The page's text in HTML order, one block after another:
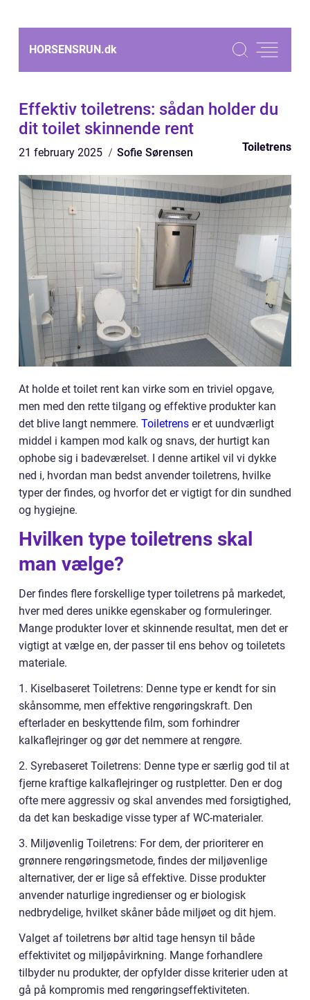
HORSENSRUN.dk
Effektiv toiletrens: sådan holder du
dit toilet skinnende rent
21 february 2025 Sofie Sørensen Toiletrens
At holde et toilet rent kan virke som en triviel opgave,
men med den rette tilgang og effektive produkter kan
det blive langt nemmere. Toiletrens er et uundværligt
middel i kampen mod kalk og snavs, der hurtigt kan
ophobe sig i badeværelset. I denne artikel vil vi dykke
ned i, hvordan man bedst anvender toiletrens, hvilke
typer der findes, og hvorfor det er vigtigt for din sundhed
og hygiejne.
Hvilken type toiletrens skal
man vælge?
Der findes flere forskellige typer toiletrens på markedet,
hver med deres unikke egenskaber og formuleringer.
Mange produkter lover et skinnende resultat, men det er
vigtigt at vælge en, der passer til ens behov og toiletets
materiale.
1. Kiselbaseret Toiletrens: Denne type er kendt for sin
skånsomme, men effektive rengøringskraft. Den
efterlader en beskyttende film, som forhindrer
kalkaflejringer og gør det nemmere at rengøre.
2. Syrebaseret Toiletrens: Denne type er særlig god til at
fjerne kraftige kalkaflejringer og rustpletter. Den er dog
ofte mere aggressiv og skal anvendes med forsigtighed,
da det kan beskadige visse typer af WC-materialer.
3. Miljøvenlig Toiletrens: For dem, der prioriterer en
grønnere rengøringsmetode, findes der miljøvenlige
alternativer, der er lige så effektive. Disse produkter
anvender naturlige ingredienser og er biologisk
nedbrydelige, hvilket skåner både miljøet og dit hjem.
Valget af toiletrens bør altid tage hensyn til både
effektivitet og miljøpåvirkning. Mange forhandlere
tilbyder nu produkter, der opfylder disse kriterier uden at
gå på kompromis med rengøringseffektiviteten.